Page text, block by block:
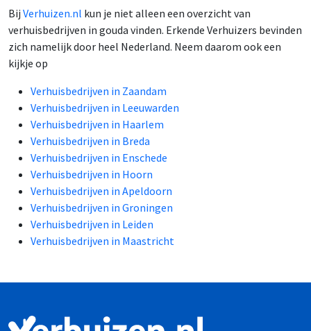
Bij Verhuizen.nl kun je niet alleen een overzicht van
verhuisbedrijven in gouda vinden. Erkende Verhuizers bevinden
zich namelijk door heel Nederland. Neem daarom ook een
kijkje op
Verhuisbedrijven in Zaandam
Verhuisbedrijven in Leeuwarden
Verhuisbedrijven in Haarlem
Verhuisbedrijven in Breda
Verhuisbedrijven in Enschede
Verhuisbedrijven in Hoorn
Verhuisbedrijven in Apeldoorn
Verhuisbedrijven in Groningen
Verhuisbedrijven in Leiden
Verhuisbedrijven in Maastricht